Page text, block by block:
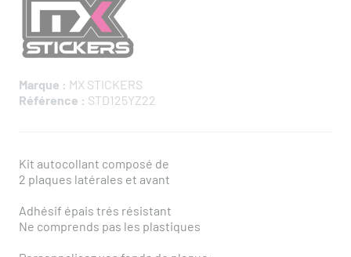
Marque : MX STICKERS
Référence : STD125YZ22
Kit autocollant composé de
2 plaques latérales et avant
Adhésif épais trés résistant
Ne comprends pas les plastiques